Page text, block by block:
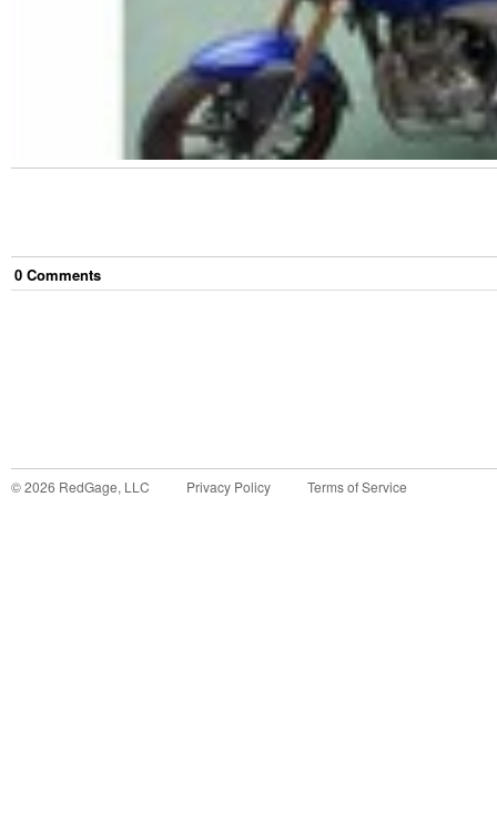
0 Comments
©2026 RedGage, LLC Privacy Policy Terms of Service